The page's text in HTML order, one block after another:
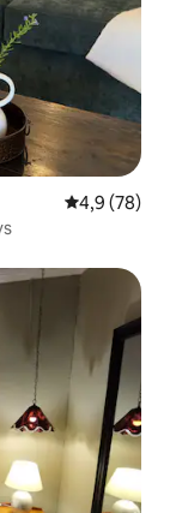
4,9 de uma
4,9 (78)